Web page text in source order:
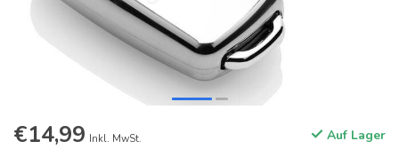
€14,99 Inkl. MwSt. Auf Lager